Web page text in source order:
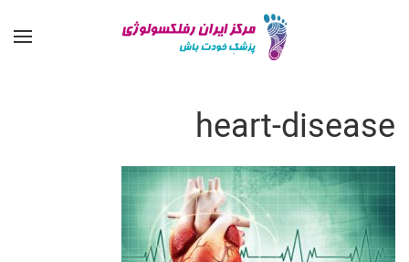
heart-disease